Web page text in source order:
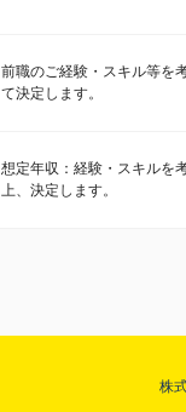
前職のご経験・スキル等を
て決定します。
想定年収：経験・スキルを
上、決定します。
株